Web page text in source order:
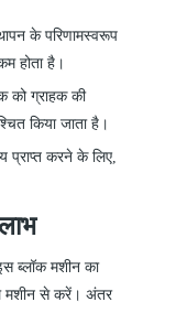
के परिणामस्वरूप
होता है।
को ग्राहक की
किया जाता है।
प्राप्त करने के लिए,
ब्लॉक मशीन का
मशीन से करें। अंतर